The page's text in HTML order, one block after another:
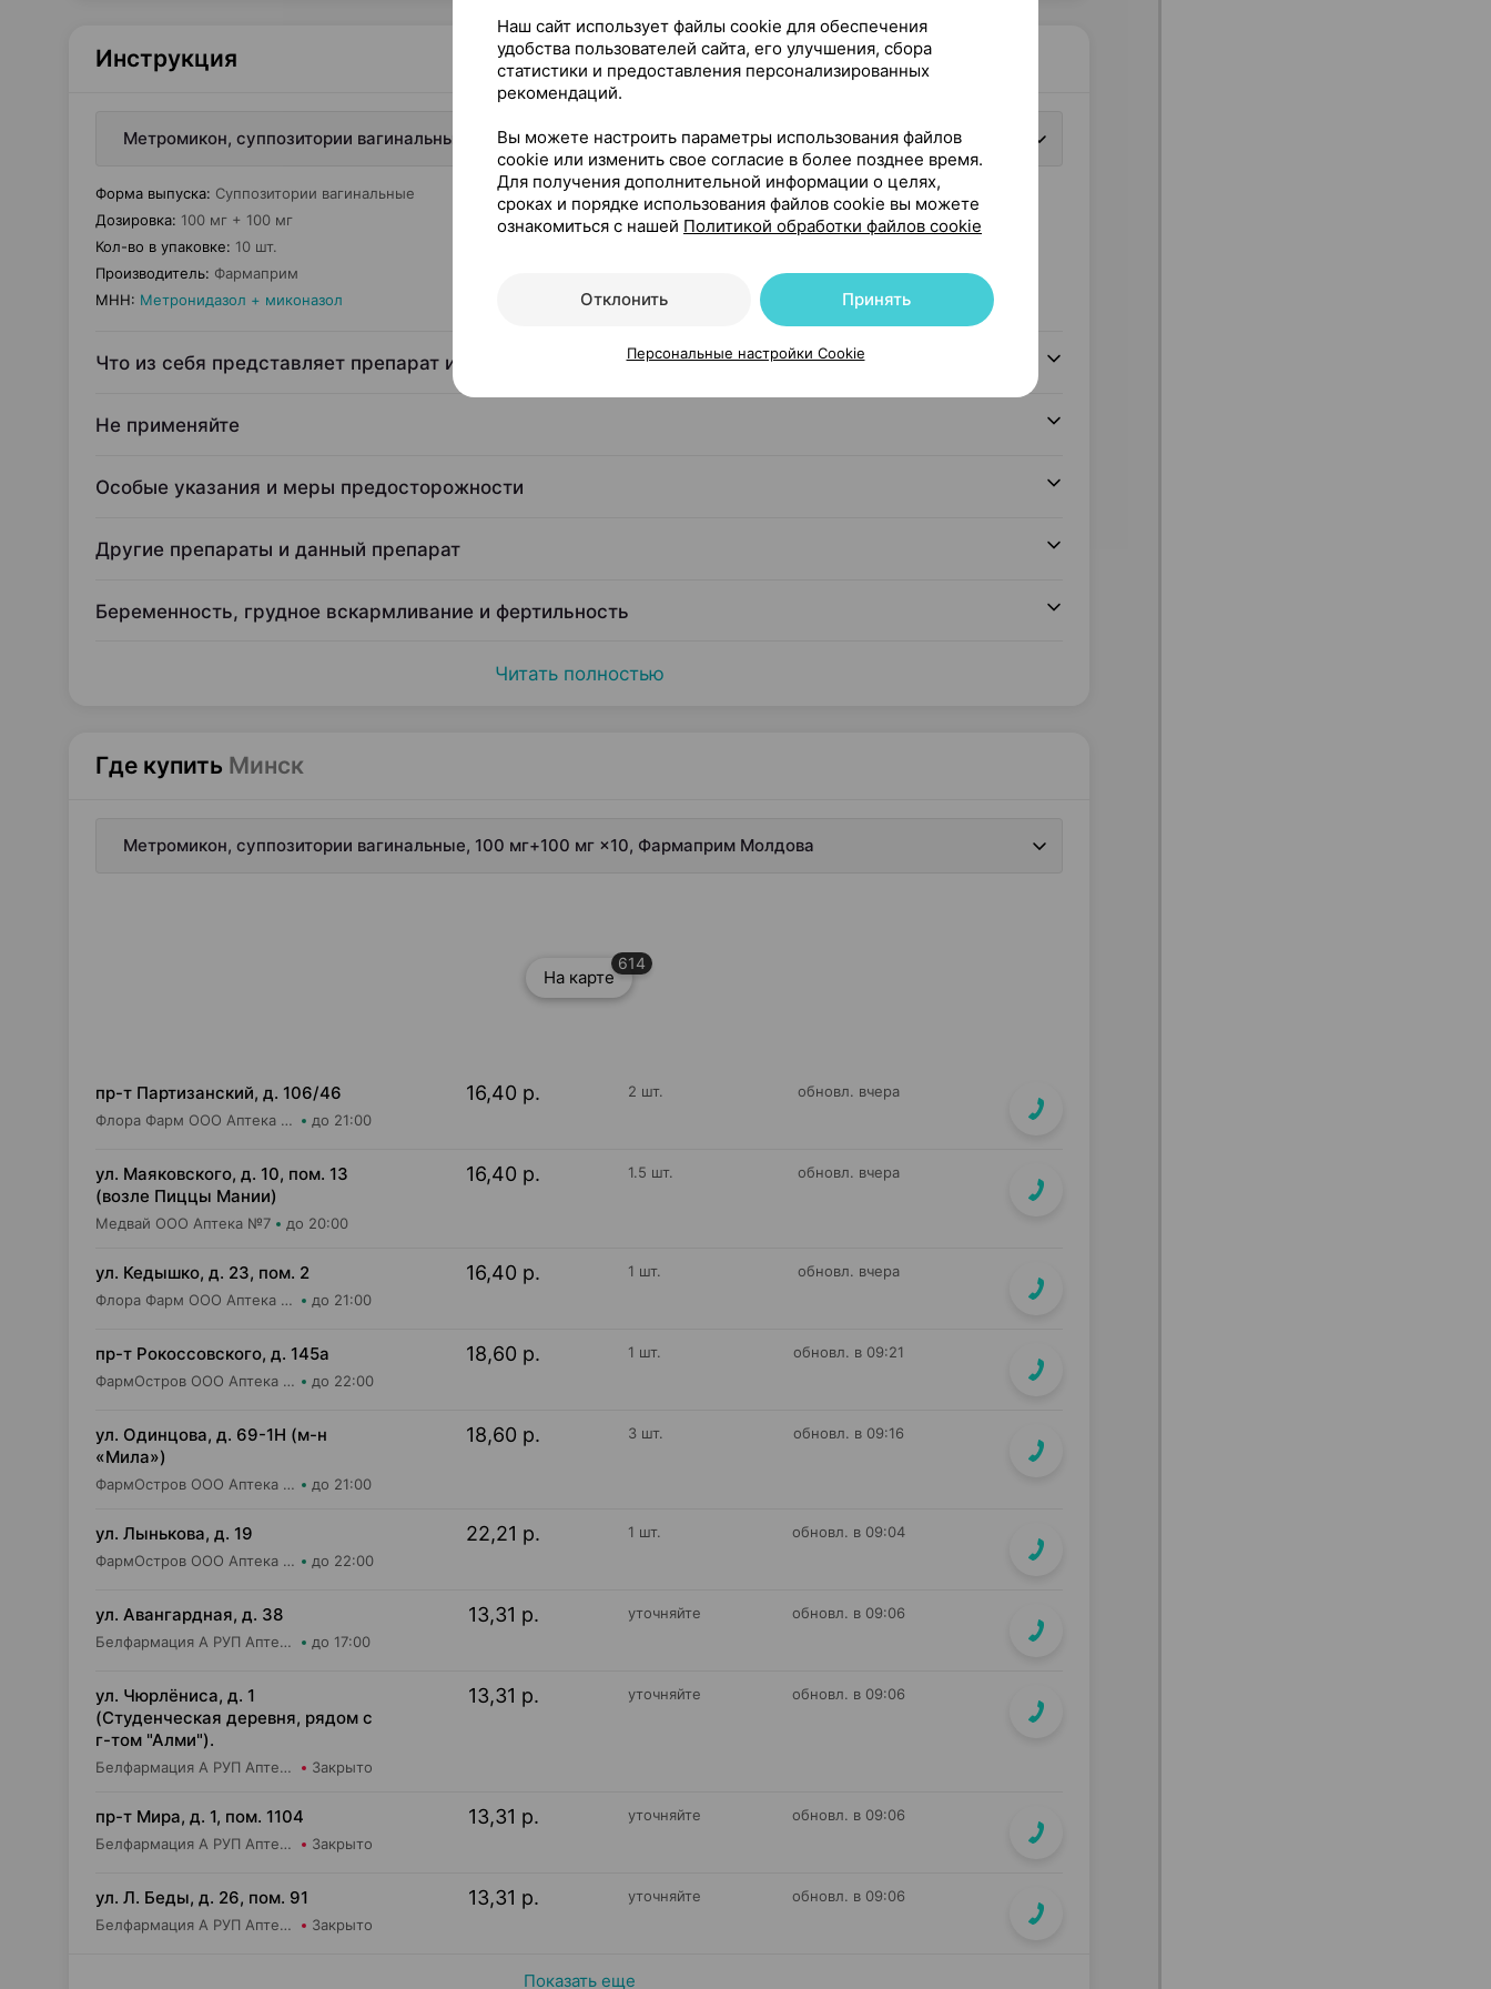
Инструкция
Метромикон, суппозитории вагинальные, 100 мг + 100 мг ×10, Фармаприм Молдова
Форма выпуска: Суппозитории вагинальные
Дозировка: 100 мг + 100 мг
Кол-во в упаковке: 10 шт.
Производитель: Фармаприм
МНН: Метронидазол + миконазол
Что из себя представляет препарат и для чего его применяют
Не применяйте
Особые указания и меры предосторожности
Другие препараты и данный препарат
Беременность, грудное вскармливание и фертильность
Читать полностью
Где купить Минск
Метромикон, суппозитории вагинальные, 100 мг+100 мг ×10, Фармаприм Молдова
На карте
614
пр-т Партизанский, д. 106/46
Флора Фарм ООО Аптека №20 до 21:00
16,40 р. 2 шт. обновл. вчера
ул. Маяковского, д. 10, пом. 13
(возле Пиццы Мании)
Медвай ООО Аптека №7 до 20:00
16,40 р. 1.5 шт. обновл. вчера
ул. Кедышко, д. 23, пом. 2
Флора Фарм ООО Аптека №21 до 21:00
16,40 р. 1 шт. обновл. вчера
пр-т Рокоссовского, д. 145а
ФармОстров ООО Аптека №9 на Рокоссовского до 22:00
18,60 р. 1 шт. обновл. в 09:21
ул. Одинцова, д. 69-1Н (м-н
«Мила»)
ФармОстров ООО Аптека №16 на Одинцова до 21:00
18,60 р. 3 шт. обновл. в 09:16
ул. Лынькова, д. 19
ФармОстров ООО Аптека №7 на Лынькова до 22:00
22,21 р. 1 шт. обновл. в 09:04
ул. Авангардная, д. 38
Белфармация А РУП Аптека №34 до 17:00
13,31 р. уточняйте обновл. в 09:06
ул. Чюрлёниса, д. 1
(Студенческая деревня, рядом с
г-том "Алми").
Белфармация А РУП Аптека №109 Закрыто
13,31 р. уточняйте обновл. в 09:06
пр-т Мира, д. 1, пом. 1104
Белфармация А РУП Аптека №100 Закрыто
13,31 р. уточняйте обновл. в 09:06
ул. Л. Беды, д. 26, пом. 91
Белфармация А РУП Аптека №65 Закрыто
13,31 р. уточняйте обновл. в 09:06
Показать еще
Наш сайт использует файлы cookie для обеспечения
удобства пользователей сайта, его улучшения, сбора
статистики и предоставления персонализированных
рекомендаций.
Вы можете настроить параметры использования файлов
cookie или изменить свое согласие в более позднее время.
Для получения дополнительной информации о целях,
сроках и порядке использования файлов cookie вы можете
ознакомиться с нашей Политикой обработки файлов cookie
Отклонить Принять
Персональные настройки Cookie